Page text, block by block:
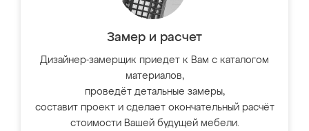
Замер и расчет
Дизайнер-замерщик приедет к Вам с каталогом
материалов,
проведёт детальные замеры,
составит проект и сделает окончательный расчёт
стоимости Вашей будущей мебели.